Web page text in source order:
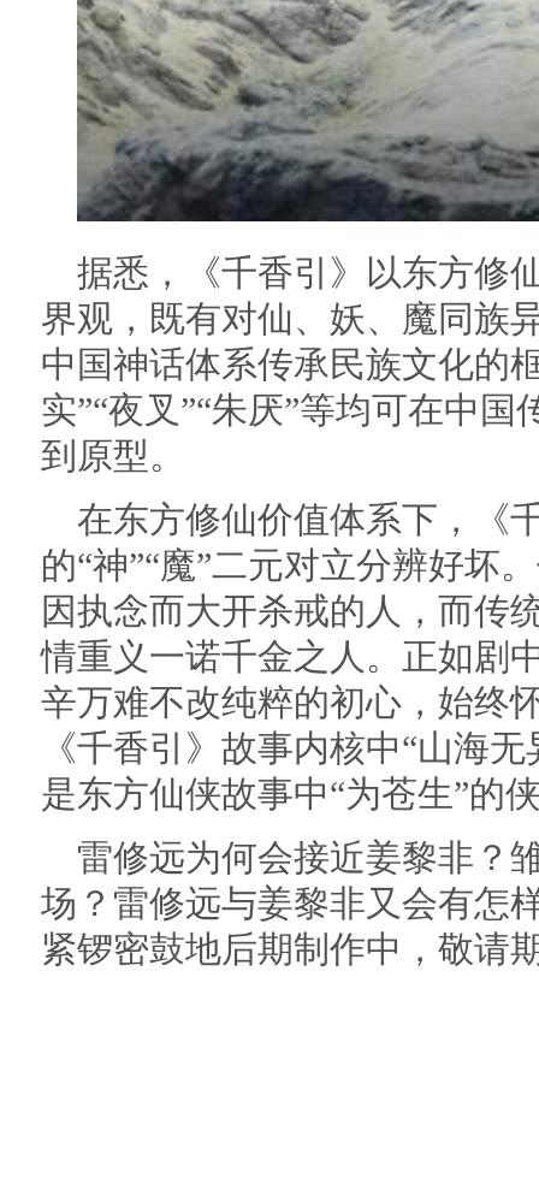
据悉，《千香引》以东方修
界观，既有对仙、妖、魔同族
中国神话体系传承民族文化的
实”“夜叉”“朱厌”等均可在中
到原型。
在东方修仙价值体系下，《
的“神”“魔”二元对立分辨好坏
因执念而大开杀戒的人，而传
情重义一诺千金之人。正如剧
辛万难不改纯粹的初心，始终
《千香引》故事内核中“山海
是东方仙侠故事中“为苍生”的
雷修远为何会接近姜黎非？
场？雷修远与姜黎非又会有怎
紧锣密鼓地后期制作中，敬请